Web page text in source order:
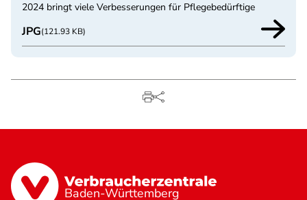
2024 bringt viele Verbesserungen für Pflegebedürftige
JPG(121.93 KB)
Baden-Württemberg